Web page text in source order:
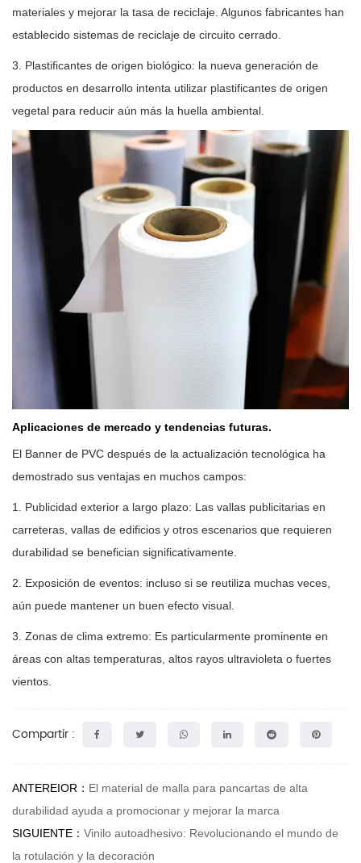
materiales y mejorar la tasa de reciclaje. Algunos fabricantes han
establecido sistemas de reciclaje de circuito cerrado.
3. Plastificantes de origen biológico: la nueva generación de
productos en desarrollo intenta utilizar plastificantes de origen
vegetal para reducir aún más la huella ambiental.
Aplicaciones de mercado y tendencias futuras.
El Banner de PVC después de la actualización tecnológica ha
demostrado sus ventajas en muchos campos:
1. Publicidad exterior a largo plazo: Las vallas publicitarias en
carreteras, vallas de edificios y otros escenarios que requieren
durabilidad se benefician significativamente.
2. Exposición de eventos: incluso si se reutiliza muchas veces,
aún puede mantener un buen efecto visual.
3. Zonas de clima extremo: Es particularmente prominente en
áreas con altas temperaturas, altos rayos ultravioleta o fuertes
vientos.
Compartir :
ANTEREIOR： El material de malla para pancartas de alta
durabilidad ayuda a promocionar y mejorar la marca
SIGUIENTE： Vinilo autoadhesivo: Revolucionando el mundo de
la rotulación y la decoración